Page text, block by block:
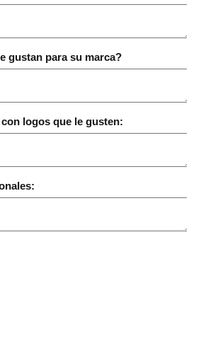
gustan para su marca?
logos que le gusten: